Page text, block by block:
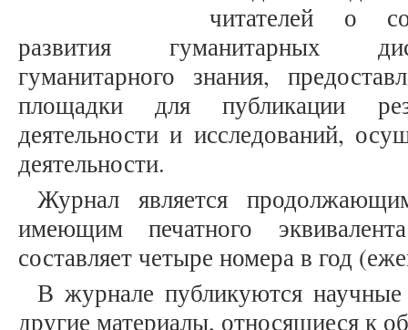
читателей о
развития гуманитарных
гуманитарного знания,
площадки для публикации
деятельности и исследований,
деятельности.
Журнал является
имеющим печатного
составляет четыре номера в год
В журнале публикуются
другие материалы, относящиеся к